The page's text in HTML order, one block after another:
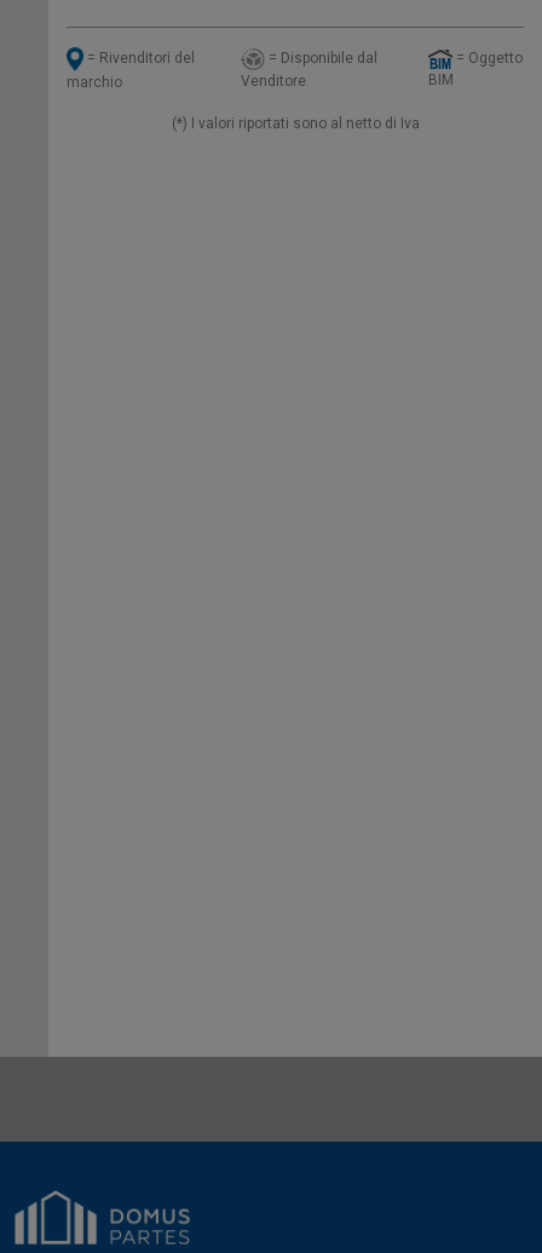
= Rivenditori del
marchio
= Disponibile dal
Venditore
= Oggetto
BIM
(*) I valori riportati sono al netto di Iva